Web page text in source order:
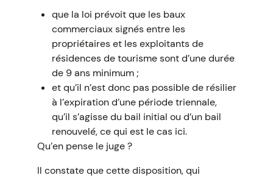
que la loi prévoit que les baux
commerciaux signés entre les
propriétaires et les exploitants de
résidences de tourisme sont d’une durée
de 9 ans minimum ;
et qu’il n’est donc pas possible de résilier
à l’expiration d’une période triennale,
qu’il s’agisse du bail initial ou d’un bail
renouvelé, ce qui est le cas ici.
Qu’en pense le juge ?
Il constate que cette disposition, qui